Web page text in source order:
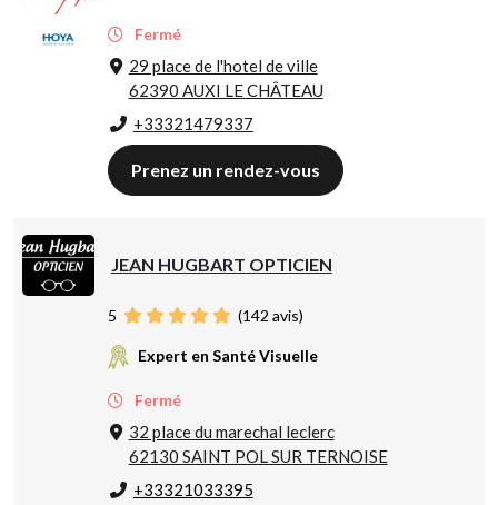
Fermé
29 place de l'hotel de ville
62390 AUXI LE CHÂTEAU
+33321479337
Prenez un rendez-vous
JEAN HUGBART OPTICIEN
5 (142 avis)
Expert en Santé Visuelle
Fermé
32 place du marechal leclerc
62130 SAINT POL SUR TERNOISE
+33321033395